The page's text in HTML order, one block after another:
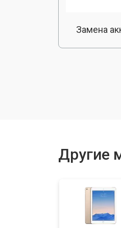
Замена
Ремонт
Другие